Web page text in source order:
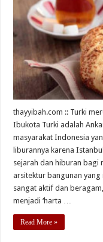
thayyibah.com :: Turki
Ibukota Turki adalah
masyarakat Indonesia
liburannya karena
sejarah dan hiburan bagi
arsitektur bangunan
sangat aktif dan
menjadi ‘harta …
Read More »